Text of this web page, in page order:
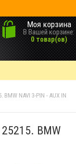
Моя корзина
В Вашей корзине:
0 товар(ов)
NAVI 3-PIN - AUX IN
BMW